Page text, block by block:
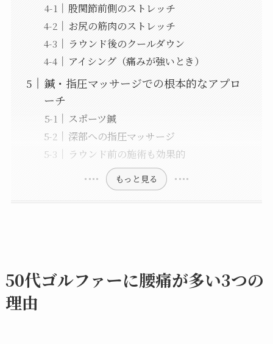
股関節前側のストレッチ
お尻の筋肉のストレッチ
ラウンド後のクールダウン
アイシング（痛みが強いとき）
鍼・指圧マッサージでの根本的なアプロ
ーチ
スポーツ鍼
深部への指圧マッサージ
ラウンド前の施術も効果的
もっと見る
50代ゴルファーに腰痛が多い3つの
理由